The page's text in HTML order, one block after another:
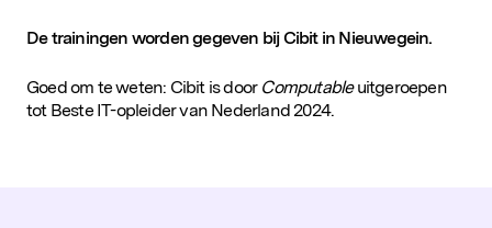
De trainingen worden gegeven bij Cibit in Nieuwegein.
Goed om te weten: Cibit is door Computableuitgeroepen
tot Beste IT-opleider van Nederland 2024.